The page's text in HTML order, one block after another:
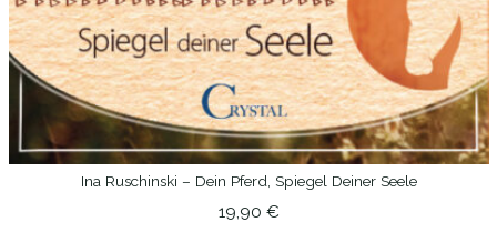
IN DEN WARENKORB
Ina Ruschinski – Dein Pferd, Spiegel Deiner Seele
19,90 €